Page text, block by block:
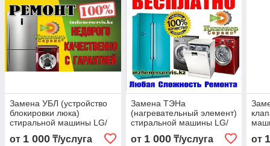
Замена УБЛ (устройство
блокировки люка)
стиральной машины LG/
от 1 000 ₸/услуга
Замена ТЭНа
(нагревательный элемент)
стиральной машины LG/
от 1 000₸/услуга от